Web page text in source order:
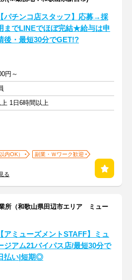
【パチンコ店スタッフ】応募→採
までLINEでほぼ完結★給与は申
後・最短30分でGET!?
円～
1日6時間以上
内OK）
副業・Ｗワーク歓迎
る
所（和歌山県田辺市エリア ミュー
【アミューズメントSTAFF】ミュ
ジアム21バイパス店/最短30分で
払い|短期◎